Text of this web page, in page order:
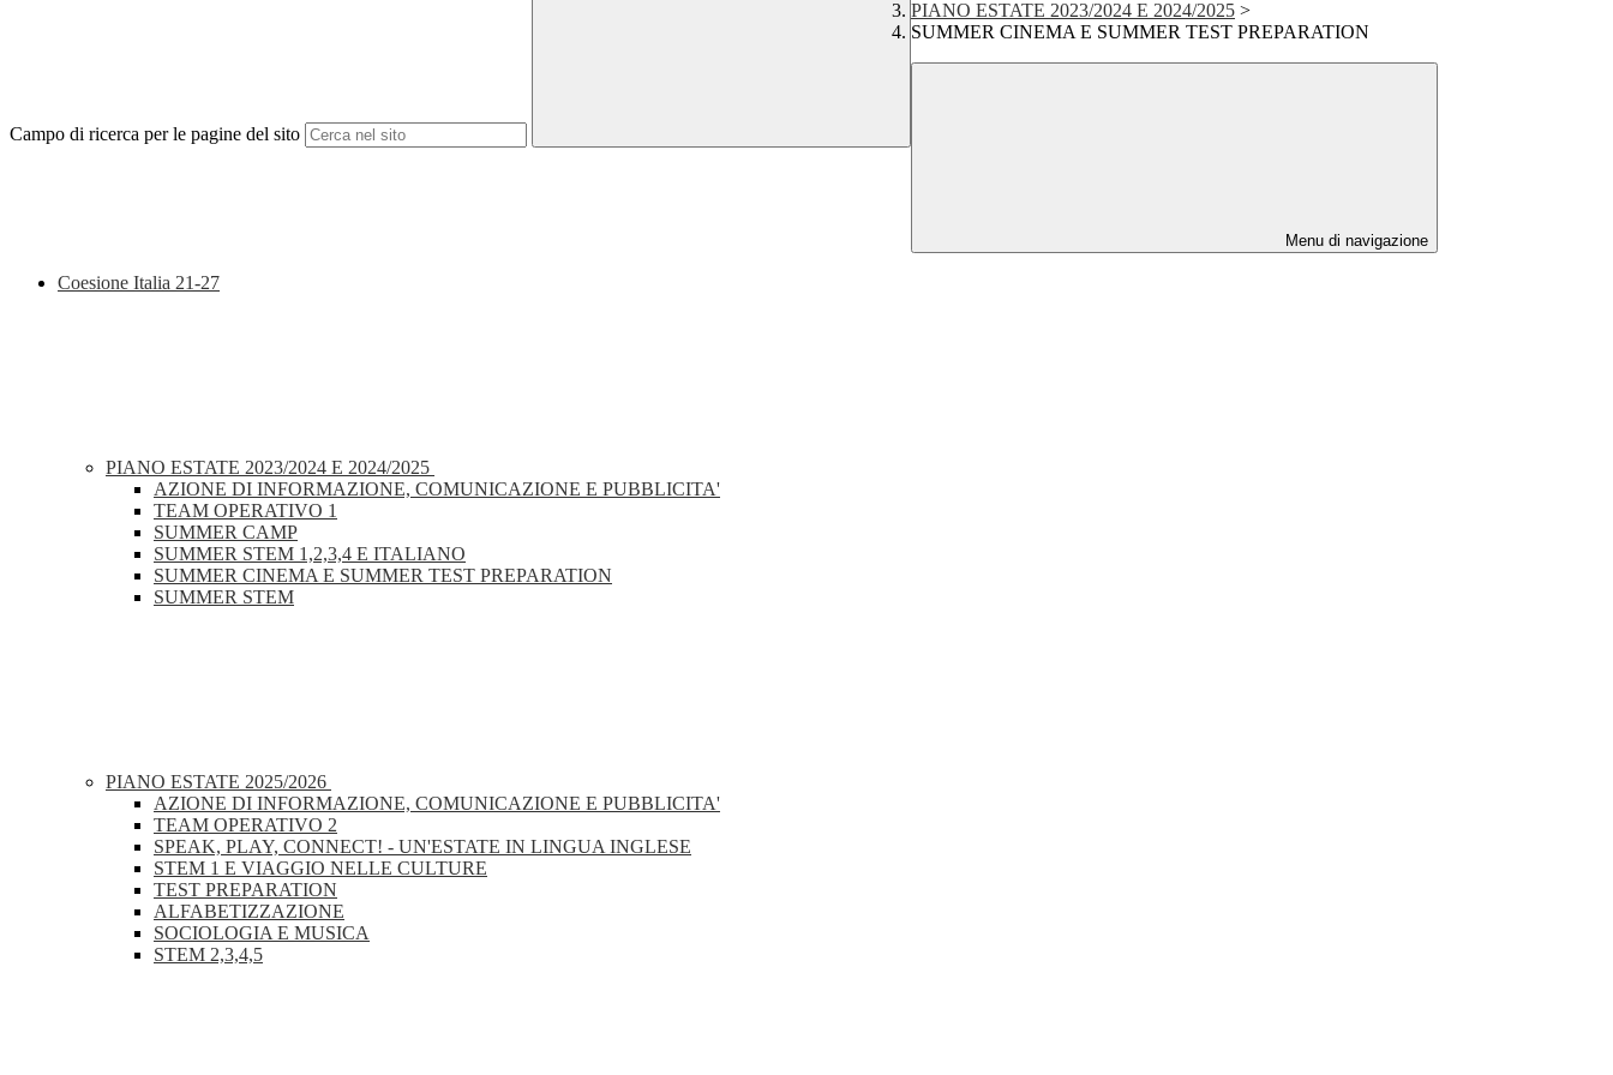
Campo di ricerca per le pagine del sito
PIANO ESTATE 2023/2024 E 2024/2025 >
SUMMER CINEMA E SUMMER TEST PREPARATION
Menu di navigazione
Coesione Italia 21-27
PIANO ESTATE 2023/2024 E 2024/2025
AZIONE DI INFORMAZIONE, COMUNICAZIONE E PUBBLICITA'
TEAM OPERATIVO 1
SUMMER CAMP
SUMMER STEM 1,2,3,4 E ITALIANO
SUMMER CINEMA E SUMMER TEST PREPARATION
SUMMER STEM
PIANO ESTATE 2025/2026
AZIONE DI INFORMAZIONE, COMUNICAZIONE E PUBBLICITA'
TEAM OPERATIVO 2
SPEAK, PLAY, CONNECT! - UN'ESTATE IN LINGUA INGLESE
STEM 1 E VIAGGIO NELLE CULTURE
TEST PREPARATION
ALFABETIZZAZIONE
SOCIOLOGIA E MUSICA
STEM 2,3,4,5